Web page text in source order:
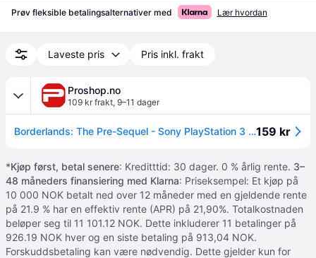
Prøv fleksible betalingsalternativer med Lær hvordan
Laveste pris Pris inkl. frakt
Proshop.no
109 kr frakt, 9–11 dager
Borderlands: The Pre-Sequel - Sony PlayStation 3 - FPS159 kr
*Kjøp først, betal senere: Kreditttid: 30 dager. 0 % årlig rente. 3–
48 måneders finansiering med Klarna: Priseksempel: Et kjøp på
10 000 NOK betalt ned over 12 måneder med en gjeldende rente
på 21.9 % har en effektiv rente (APR) på 21,90%. Totalkostnaden
beløper seg til 11 101.12 NOK. Dette inkluderer 11 betalinger på
926.19 NOK hver og en siste betaling på 913,04 NOK.
Forskuddsbetaling kan være nødvendig. Dette gjelder kun for